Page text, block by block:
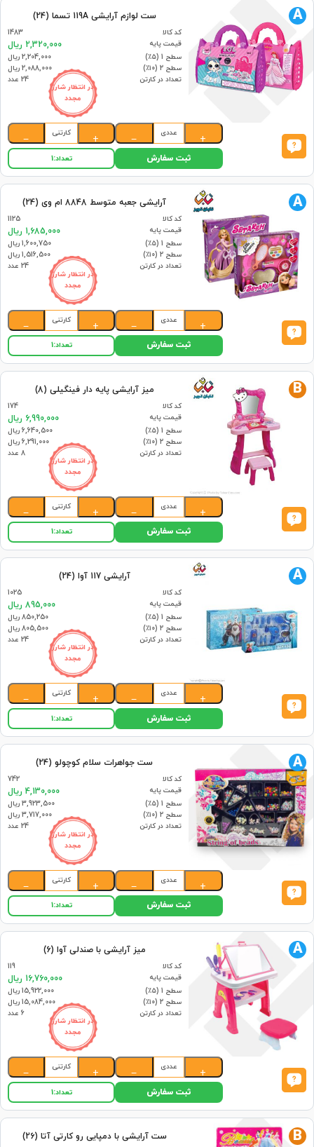
در انتظار شارژ
مجدد
ست لوازم آرایشی 119A تسما (24)
کد کالا
1483
قیمت پایه
2,320,000 ریال
سطح 1 (۵٪)
2,204,000 ریال
سطح 2 (۱۰٪)
2,088,000 ریال
تعداد در کارتن
24 عدد
A
+
عددی
−
+
کارتنی
−
ثبت سفارش تعداد:1
در انتظار شارژ
مجدد
آرایشی جعبه متوسط 8848 ام وی (24)
کد کالا
1125
قیمت پایه
1,685,000 ریال
سطح 1 (۵٪)
1,600,750 ریال
سطح 2 (۱۰٪)
1,516,500 ریال
تعداد در کارتن
24 عدد
A
+
عددی
−
+
کارتنی
−
ثبت سفارش تعداد:1
در انتظار شارژ
مجدد
میز آرایشی پایه دار فینگیلی (8)
کد کالا
174
قیمت پایه
6,990,000 ریال
سطح 1 (۵٪)
6,640,500 ریال
سطح 2 (۱۰٪)
6,291,000 ریال
تعداد در کارتن
8 عدد
B
+
عددی
−
+
کارتنی
−
ثبت سفارش تعداد:1
در انتظار شارژ
مجدد
آرایشی 117 آوا (24)
کد کالا
1025
قیمت پایه
895,000 ریال
سطح 1 (۵٪)
850,250 ریال
سطح 2 (۱۰٪)
805,500 ریال
تعداد در کارتن
24 عدد
A
+
عددی
−
+
کارتنی
−
ثبت سفارش تعداد:1
در انتظار شارژ
مجدد
ست جواهرات سلام کوچولو (24)
کد کالا
742
قیمت پایه
4,130,000 ریال
سطح 1 (۵٪)
3,923,500 ریال
سطح 2 (۱۰٪)
3,717,000 ریال
تعداد در کارتن
24 عدد
A
+
عددی
−
+
کارتنی
−
ثبت سفارش تعداد:1
در انتظار شارژ
مجدد
میز آرایشی با صندلی آوا (6)
کد کالا
119
قیمت پایه
16,760,000 ریال
سطح 1 (۵٪)
15,922,000 ریال
سطح 2 (۱۰٪)
15,084,000 ریال
تعداد در کارتن
6 عدد
A
+
عددی
−
+
کارتنی
−
ثبت سفارش تعداد:1
ست آرایشی با دمپایی رو کارتی آتا (26) B